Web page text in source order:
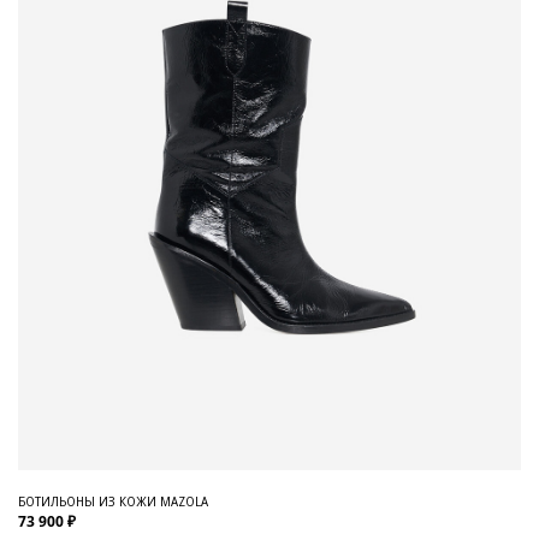
БОТИЛЬОНЫ ИЗ КОЖИ MAZOLA
73 900 ₽